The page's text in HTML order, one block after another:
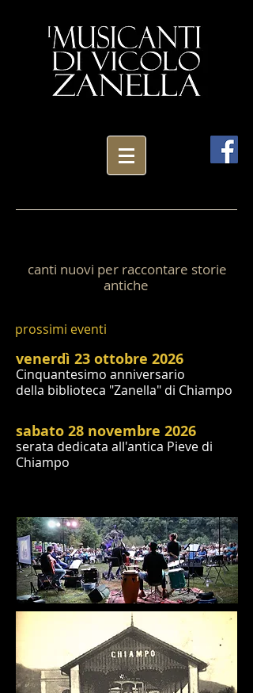
canti nuovi per raccontare storie
antiche
prossimi eventi
venerdì 23 ottobre 2026
Cinquantesimo anniversario
della biblioteca "Zanella" di Chiampo
sabato 28 novembre 2026
serata dedicata all'antica Pieve di
Chiampo